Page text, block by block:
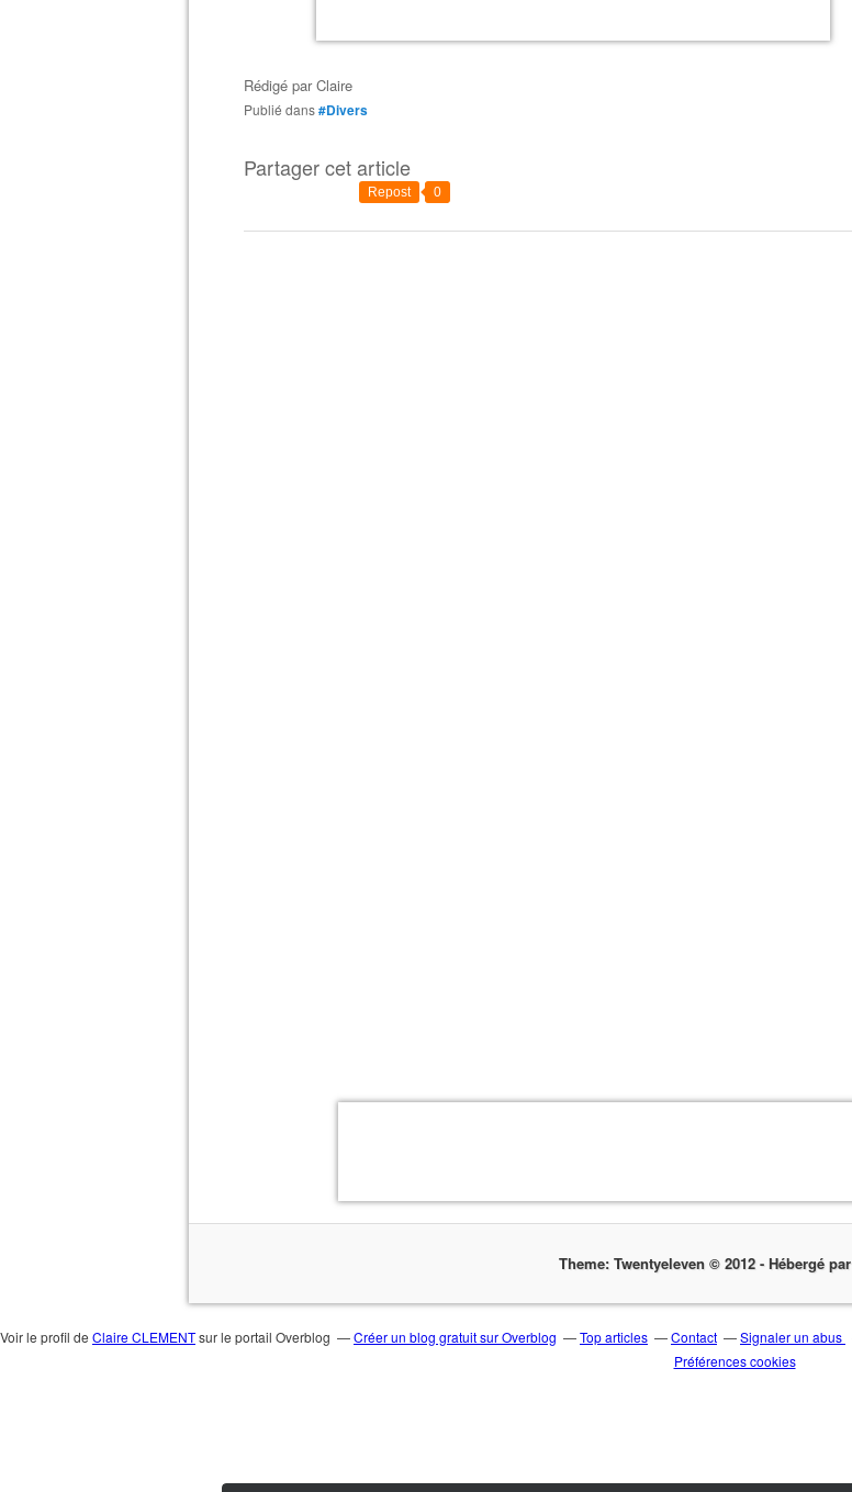
Rédigé parClaire
Publié dans#Divers
Partager cet article
Repost 0
Theme: Twentyeleven © 2012 - Hébergé par
Voir le profil de Claire CLEMENTsur le portail Overblog Créer un blog gratuit sur Overblog Top articles Contact Signaler un abus
Préférences cookies